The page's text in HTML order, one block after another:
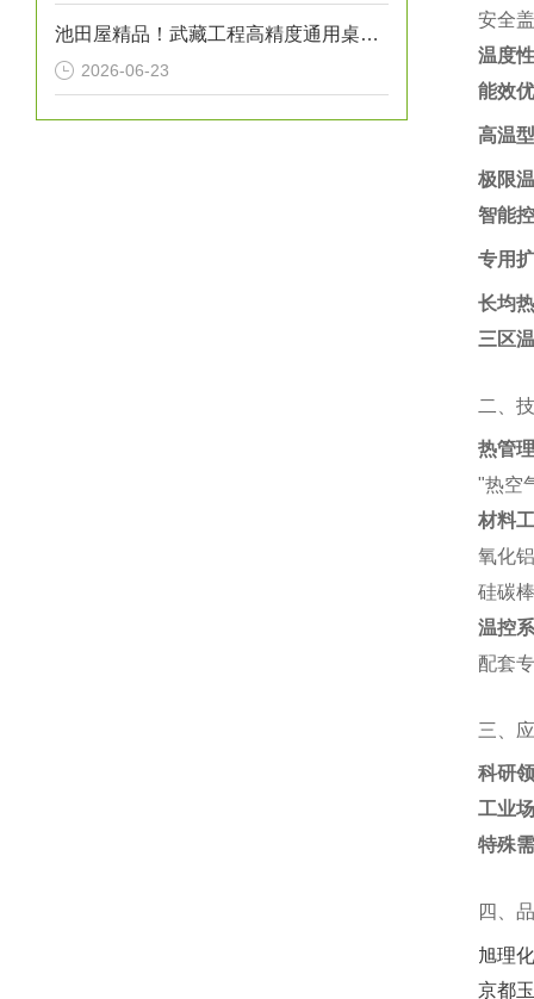
池田屋精品！武藏工程高精度通用桌面机器人 SHOTMASTER 300ΩX 参数介绍
2026-06-23
安全
温度
能效
高温
极限
智能
专用
长均
三区
二、
热管
"热空
材料
氧化
硅碳
温控
配套
三、
科研
工业
特殊
四、
旭理
京都